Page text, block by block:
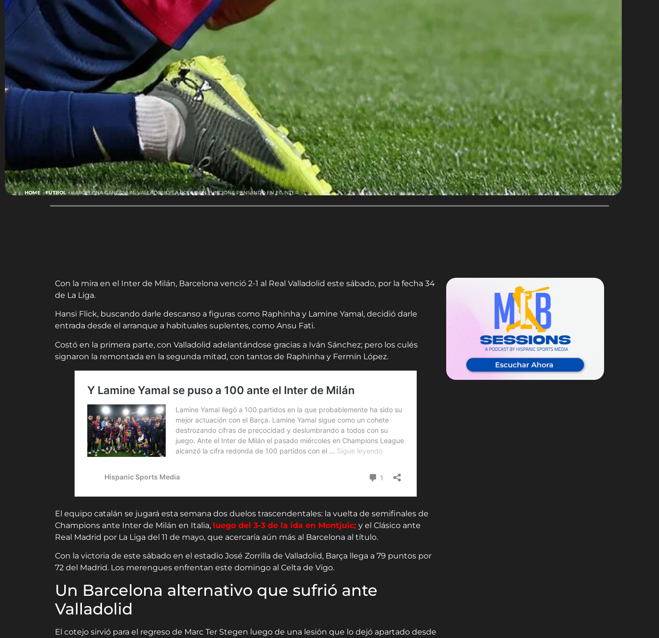
HOME-FÚTBOL-BARCELONA GANÓ 2-1 AL VALLADOLID: LA ROTACIÓN FUNCIONA PENSANDO EN EL INTER
Con la mira en el Inter de Milán, Barcelona venció 2-1 al Real Valladolid este sábado, por la fecha 34
de La Liga.
Hansi Flick, buscando darle descanso a figuras como Raphinha y Lamine Yamal, decidió darle
entrada desde el arranque a habituales suplentes, como Ansu Fati.
Costó en la primera parte, con Valladolid adelantándose gracias a Iván Sánchez; pero los culés
signaron la remontada en la segunda mitad, con tantos de Raphinha y Fermín López.
El equipo catalán se jugará esta semana dos duelos trascendentales: la vuelta de semifinales de
Champions ante Inter de Milán en Italia, luego del 3-3 de la ida en Montjuïc; y el Clásico ante
Real Madrid por La Liga del 11 de mayo, que acercaría aún más al Barcelona al título.
Con la victoria de este sábado en el estadio José Zorrilla de Valladolid, Barça llega a 79 puntos por
72 del Madrid. Los merengues enfrentan este domingo al Celta de Vigo.
Un Barcelona alternativo que sufrió ante
Valladolid
El cotejo sirvió para el regreso de Marc Ter Stegen luego de una lesión que lo dejó apartado desde